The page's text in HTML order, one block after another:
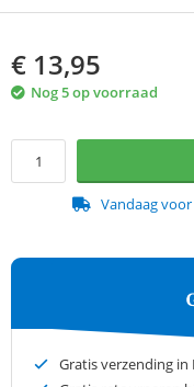
€ 13,95
Nog 5 op voorraad
Vandaag voor
Gratis verzending in